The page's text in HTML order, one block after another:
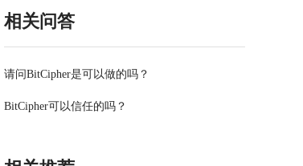
相关问答
请问BitCipher是可以做的吗？
BitCipher可以信任的吗？